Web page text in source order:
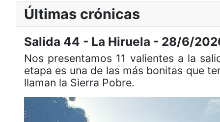
Últimas crónicas
Salida 44 - La Hiruela - 28/6/
Nos presentamos 11 valientes a la
etapa es una de las más bonitas que
llaman la Sierra Pobre.